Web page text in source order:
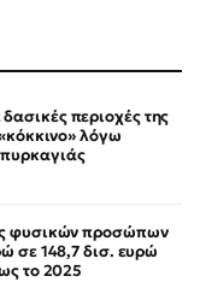
περιοχές της
λόγω
φυσικών προσώπων
σε 148,7 δισ. ευρώ
το 2025